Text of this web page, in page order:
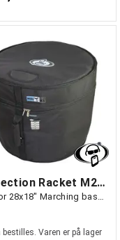
Protection Racket M2818-00
Bag for 28x18" Marching bass drum
bestilles. Varen er på lager